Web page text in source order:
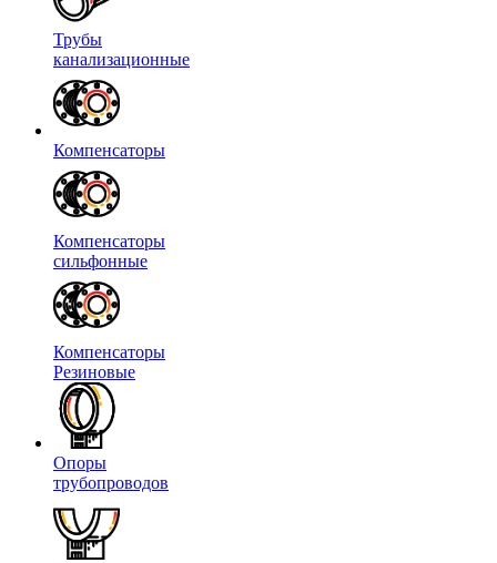
Трубы
канализационные
Компенсаторы
Компенсаторы
сильфонные
Компенсаторы
Резиновые
Опоры
трубопроводов